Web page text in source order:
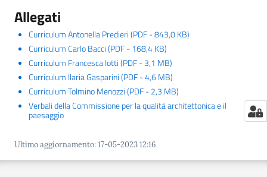
Per
saperne
di
più
Contatti
Allegati
Curriculum Antonella Predieri(PDF-843,0 KB)
Curriculum Carlo Bacci(PDF-168,4 KB)
Curriculum Francesca Iotti(PDF-3,1 MB)
Curriculum Ilaria Gasparini(PDF-4,6 MB)
Curriculum Tolmino Menozzi(PDF-2,3 MB)
Verbali della Commissione per la qualità architettonica e il
paesaggio
Ultimo aggiornamento:17-05-2023 12:16